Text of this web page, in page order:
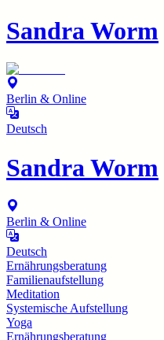
Sandra Worm
Berlin & Online
Deutsch
Sandra Worm
Berlin & Online
Deutsch
Ernährungsberatung
Familienaufstellung
Meditation
Systemische Aufstellung
Yoga
Ernährungsberatung